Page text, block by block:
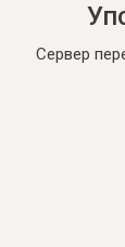
Сервер